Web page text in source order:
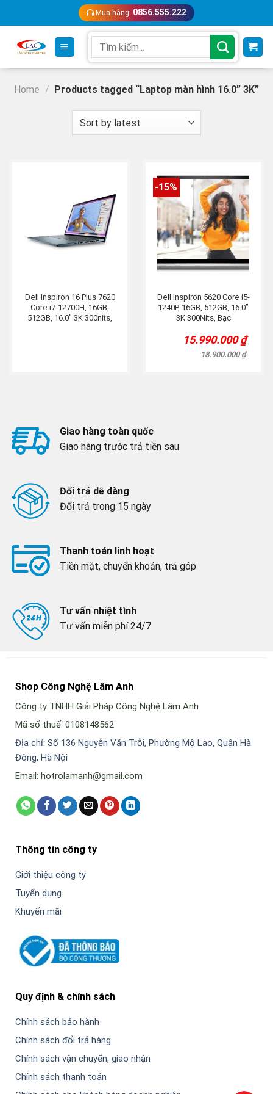
content
Mua hàng: 0856.555.222
for:
Home / Products tagged “Laptop màn hình 16.0” 3K”
Dell Inspiron 16 Plus 7620
Core i7-12700H, 16GB,
512GB, 16.0″ 3K 300nits,
-15%
Dell Inspiron 5620 Core i5-
1240P, 16GB, 512GB, 16.0”
3K 300Nits, Bạc
18.900.000₫
Original
price
was:
15.990.000₫
Current
price
is:
Giao hàng toàn quốc
Giao hàng trước trả tiền sau
Đổi trả dễ dàng
Đổi trả trong 15 ngày
Thanh toán linh hoạt
Tiền mặt, chuyển khoản, trả góp
Tư vấn nhiệt tình
Tư vấn miễn phí 24/7
Shop Công Nghệ Lâm Anh
Công ty TNHH Giải Pháp Công Nghệ Lâm Anh
Mã số thuế: 0108148562
Địa chỉ: Số 136 Nguyễn Văn Trỗi, Phường Mộ Lao, Quận Hà
Đông, Hà Nội
Email: hotrolamanh@gmail.com
Thông tin công ty
Giới thiệu công ty
Tuyển dụng
Khuyến mãi
Quy định & chính sách
Chính sách bảo hành
Chính sách đổi trả hàng
Chính sách vận chuyển, giao nhận
Chính sách thanh toán